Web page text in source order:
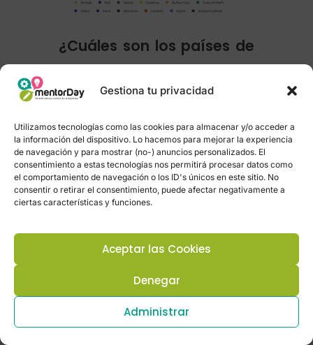
Gestiona tu privacidad
Utilizamos tecnologías como las cookies para almacenar y/o acceder a
la información del dispositivo. Lo hacemos para mejorar la experiencia
de navegación y para mostrar (no-) anuncios personalizados. El
consentimiento a estas tecnologías nos permitirá procesar datos como
el comportamiento de navegación o los ID's únicos en este sitio. No
consentir o retirar el consentimiento, puede afectar negativamente a
ciertas características y funciones.
Aceptar las Cookies
Denegar
Administrar
¿Cuáles son los países de
internacionaliar?